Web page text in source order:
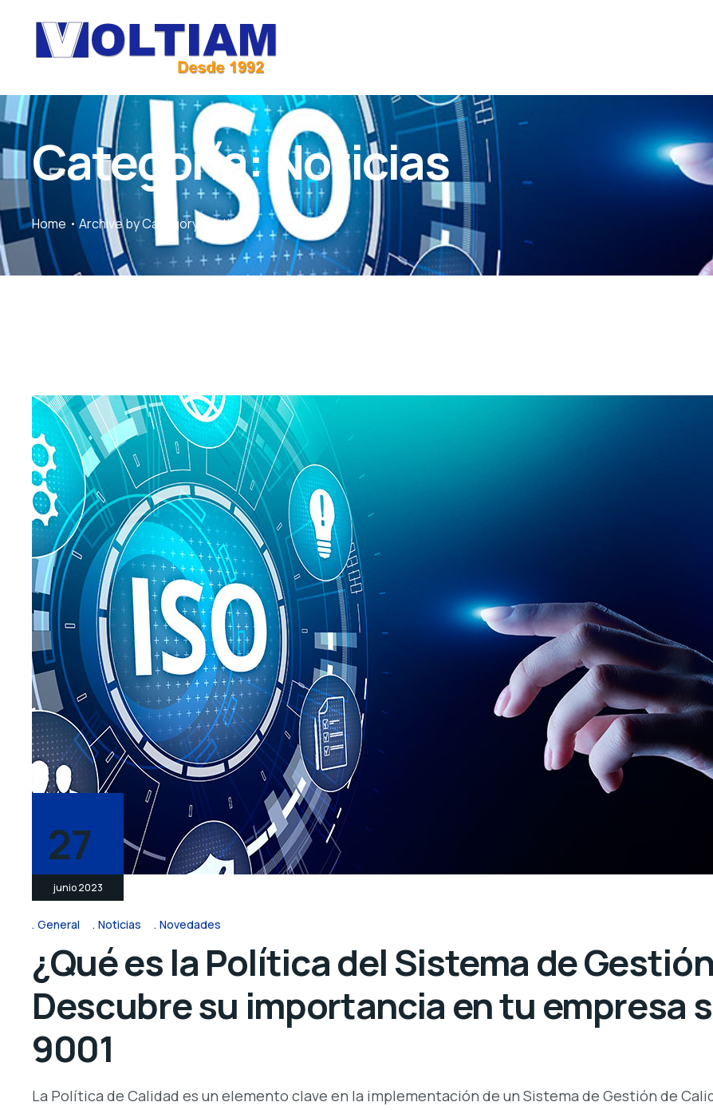
Categoría:Noticias
Home Archive by Category "Noticias"
27
junio 2023
General Noticias Novedades
¿Qué es la Política del Sistema de
Descubre su importancia en tu empresa
9001
La Política de Calidad es un elemento clave en la implementación de un Sistema de Gestión de